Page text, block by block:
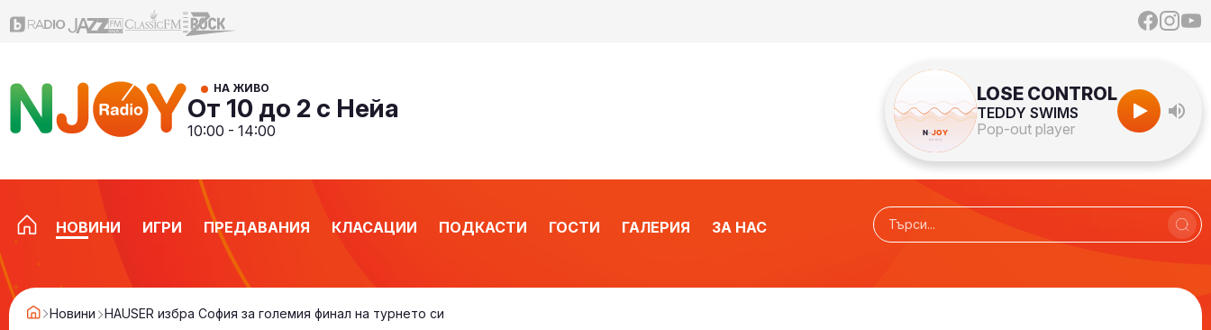
НА ЖИВО
От 10 до 2 с Нейа
10:00 - 14:00
LOSE CONTROL
TEDDY SWIMS
Pop-out player
НОВИНИ ИГРИ ПРЕДАВАНИЯ КЛАСАЦИИ ПОДКАСТИ ГОСТИ ГАЛЕРИЯ ЗА НАС
Новини HAUSER избра София за големия финал на турнето си